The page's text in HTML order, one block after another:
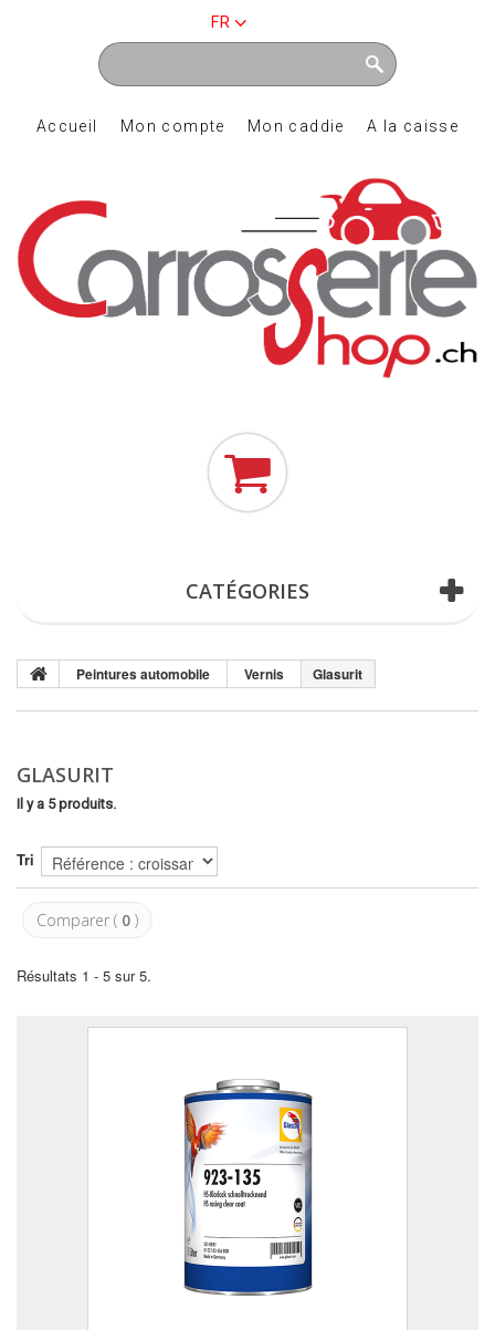
FR
Accueil Mon compte Mon caddie A la caisse
CATÉGORIES
Peintures automobile Vernis Glasurit
GLASURIT
Il y a 5 produits.
Tri
Comparer ( 0 )
Résultats 1 - 5 sur 5.